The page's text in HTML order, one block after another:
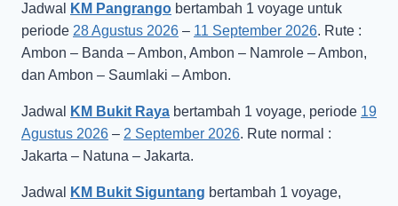
Jadwal KM Pangrango bertambah 1 voyage untuk
periode 28 Agustus 2026 – 11 September 2026. Rute :
Ambon – Banda – Ambon, Ambon – Namrole – Ambon,
dan Ambon – Saumlaki – Ambon.
Jadwal KM Bukit Raya bertambah 1 voyage, periode 19
Agustus 2026 – 2 September 2026. Rute normal :
Jakarta – Natuna – Jakarta.
Jadwal KM Bukit Siguntang bertambah 1 voyage,